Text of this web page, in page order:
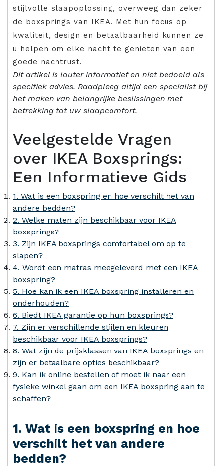
stijlvolle slaapoplossing, overweeg dan zeker
de boxsprings van IKEA. Met hun focus op
kwaliteit, design en betaalbaarheid kunnen ze
u helpen om elke nacht te genieten van een
goede nachtrust.
Dit artikel is louter informatief en niet bedoeld als
specifiek advies. Raadpleeg altijd een specialist bij
het maken van belangrijke beslissingen met
betrekking tot uw slaapcomfort.
Veelgestelde Vragen
over IKEA Boxsprings:
Een Informatieve Gids
1. Wat is een boxspring en hoe verschilt het van
andere bedden?
2. Welke maten zijn beschikbaar voor IKEA
boxsprings?
3. Zijn IKEA boxsprings comfortabel om op te
slapen?
4. Wordt een matras meegeleverd met een IKEA
boxspring?
5. Hoe kan ik een IKEA boxspring installeren en
onderhouden?
6. Biedt IKEA garantie op hun boxsprings?
7. Zijn er verschillende stijlen en kleuren
beschikbaar voor IKEA boxsprings?
8. Wat zijn de prijsklassen van IKEA boxsprings en
zijn er betaalbare opties beschikbaar?
9. Kan ik online bestellen of moet ik naar een
fysieke winkel gaan om een IKEA boxspring aan te
schaffen?
1. Wat is een boxspring en hoe
verschilt het van andere
bedden?